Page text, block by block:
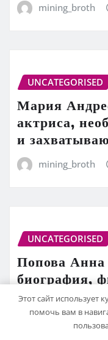
mining_broth
UNCATEGORISED
Мария
актриса,
и
mining_broth
UNCATEGORISED
Попова
биография,
достижения
Этот сайт использует
помочь вам в